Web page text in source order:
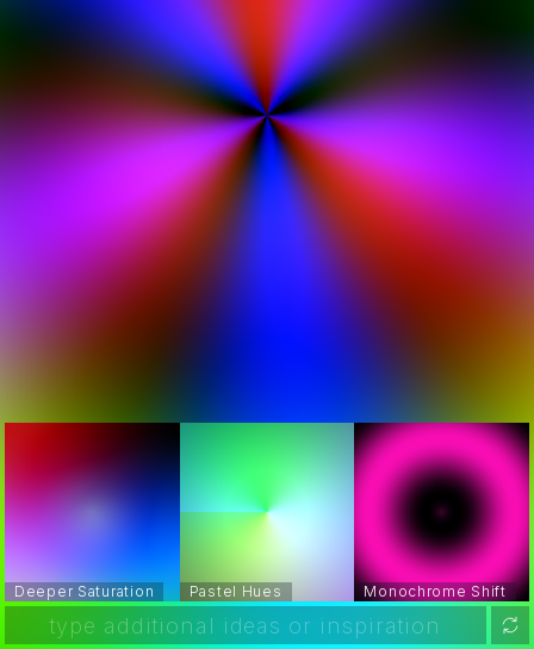
Deeper Saturation Pastel Hues Monochrome Shift